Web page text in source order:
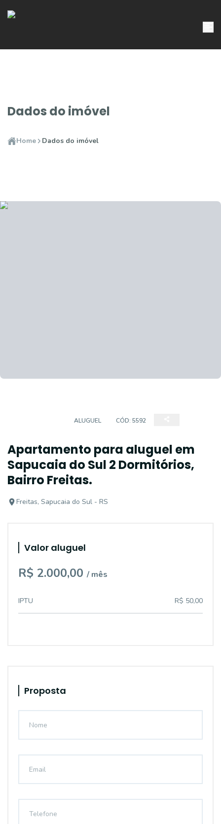
Dados do imóvel
Home Dados do imóvel
ALUGUEL CÓD: 5592
Apartamento para aluguel em
Sapucaia do Sul 2 Dormitórios,
Bairro Freitas.
Freitas, Sapucaia do Sul - RS
Valor aluguel
R$ 2.000,00 / mês
IPTU R$ 50,00
Proposta